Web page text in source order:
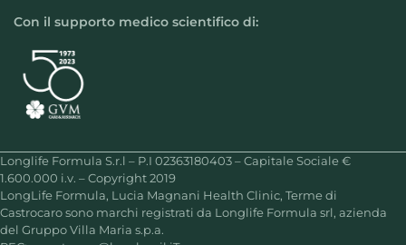
Con il supporto medico scientifico di:
Longlife Formula S.r.l – P.I 02363180403 – Capitale Sociale €
1.600.000 i.v. – Copyright 2019
LongLife Formula, Lucia Magnani Health Clinic, Terme di
Castrocaro sono marchi registrati da Longlife Formula srl, azienda
del Gruppo Villa Maria s.p.a.